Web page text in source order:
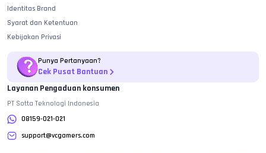
Identitas Brand
Syarat dan Ketentuan
Kebijakan Privasi
Punya Pertanyaan?
Cek Pusat Bantuan
Layanan Pengaduan konsumen
PT Sotta Teknologi Indonesia
08159-021-021
support@vcgamers.com